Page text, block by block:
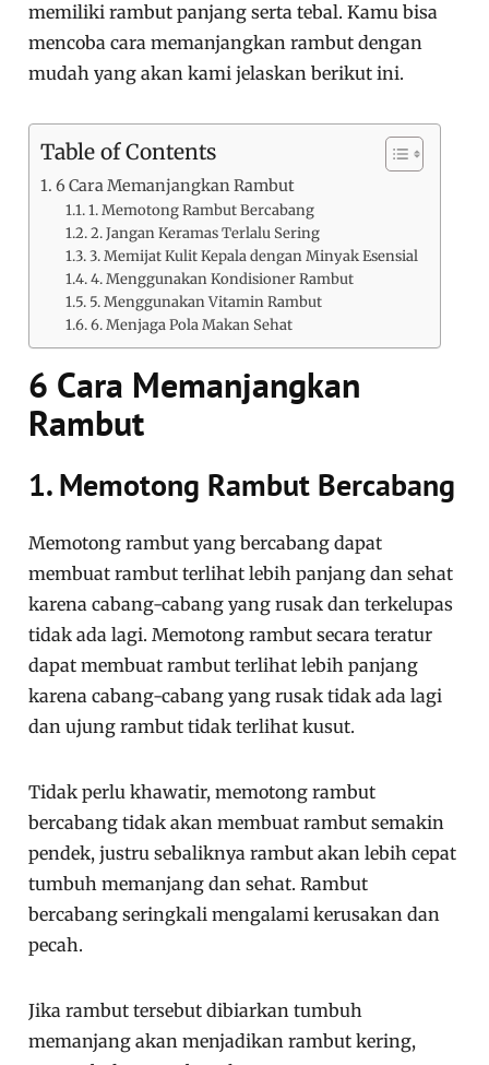
memiliki rambut panjang serta tebal.Kamu bisa
mencoba cara memanjangkan rambut dengan
mudah yang akan kami jelaskan berikut ini.
Table of Contents
6 Cara Memanjangkan Rambut
1. Memotong Rambut Bercabang
2. Jangan Keramas Terlalu Sering
3. Memijat Kulit Kepala dengan Minyak Esensial
4. Menggunakan Kondisioner Rambut
5. Menggunakan Vitamin Rambut
6. Menjaga Pola Makan Sehat
6 Cara Memanjangkan
Rambut
1. Memotong Rambut Bercabang
Memotong rambut yang bercabang dapat
membuat rambut terlihat lebih panjang dan sehat
karena cabang-cabang yang rusak dan terkelupas
tidak ada lagi. Memotong rambut secara teratur
dapat membuat rambut terlihat lebih panjang
karena cabang-cabang yang rusak tidak ada lagi
dan ujung rambut tidak terlihat kusut.
Tidak perlu khawatir, memotong rambut
bercabang tidak akan membuat rambut semakin
pendek, justru sebaliknya rambut akan lebih cepat
tumbuh memanjang dan sehat. Rambut
bercabang seringkali mengalami kerusakan dan
pecah.
Jika rambut tersebut dibiarkan tumbuh
memanjang akan menjadikan rambut kering,